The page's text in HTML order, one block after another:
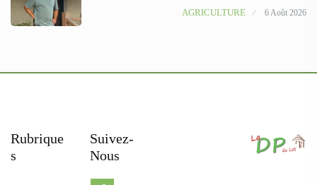
AGRICULTURE
6 Août 2026
Rubrique
S
Suivez-
Nous